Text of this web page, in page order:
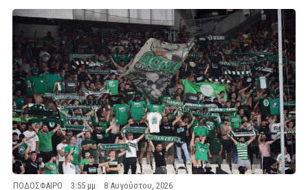
ΠΟΔΟΣΦΑΙΡΟ 3:55 μμ 8 Αυγούστου, 2026